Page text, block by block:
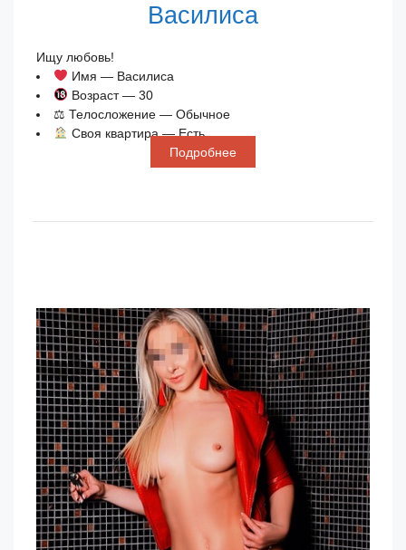
Василиса
Ищу любовь!
Имя — Василиса
Возраст — 30
⚖ Телосложение — Обычное
Своя квартира — Есть
Подробнее